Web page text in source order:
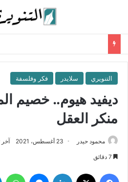
التنويري سلايدر فكر وفلسفة
ديفيد هيوم.. خصيم
منكر العقل
محمود حيدر 23 أغسطس، 2021 آخر